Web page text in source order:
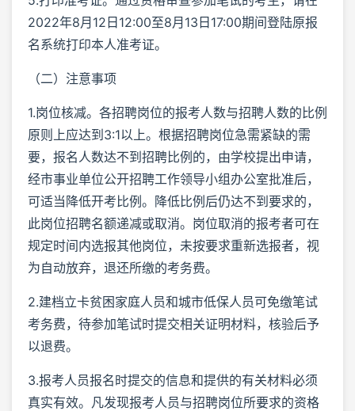
2022年8月12日12:00至8月13日17:00期间登陆原报
名系统打印本人准考证。
（二）注意事项
1.岗位核减。各招聘岗位的报考人数与招聘人数的比例
原则上应达到3:1以上。根据招聘岗位急需紧缺的需
要，报名人数达不到招聘比例的，由学校提出申请，
经市事业单位公开招聘工作领导小组办公室批准后，
可适当降低开考比例。降低比例后仍达不到要求的，
此岗位招聘名额递减或取消。岗位取消的报考者可在
规定时间内选报其他岗位，未按要求重新选报者，视
为自动放弃，退还所缴的考务费。
2.建档立卡贫困家庭人员和城市低保人员可免缴笔试
考务费，待参加笔试时提交相关证明材料，核验后予
以退费。
3.报考人员报名时提交的信息和提供的有关材料必须
真实有效。凡发现报考人员与招聘岗位所要求的资格